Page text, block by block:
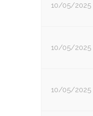
10/05/2025
10/05/2025
10/05/2025